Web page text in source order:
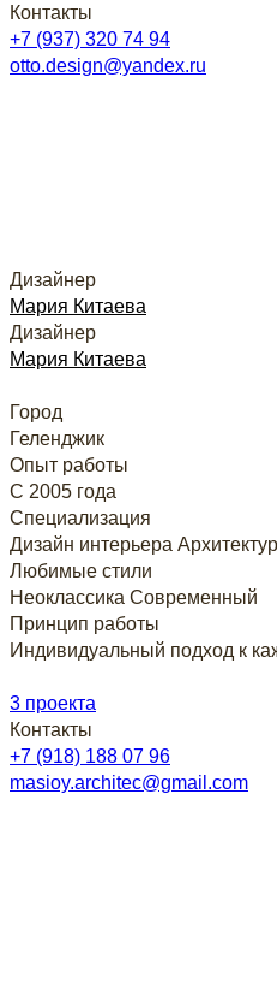
Контакты
+7 (937) 320 74 94
otto.design@yandex.ru
Дизайнер
Мария Китаева
Дизайнер
Мария Китаева
Город
Геленджик
Опыт работы
С 2005 года
Специализация
Дизайн интерьера
Любимые стили
Неоклассика Современный
Принцип работы
Индивидуальный подход к
3 проекта
Контакты
+7 (918) 188 07 96
masioy.architec@gmail.com